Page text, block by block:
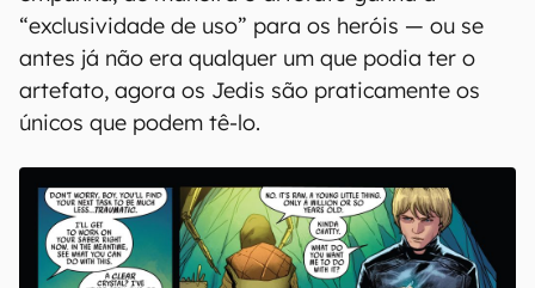
Contudo, depois que a Marvel começou a
preencher lacunas, explicar melhor alguns
elementos que não tinham sentido e ampliar o
universo de Star Wars, os roteiristas
aproveitaram esse gancho para realmente se
aprofundar no funcionamento dos sabres de luz.
Além disso, a revisão sobre o tema cria uma
ligação íntima entre a arma e o Jedi que a
empunha, de maneira o artefato ganha a